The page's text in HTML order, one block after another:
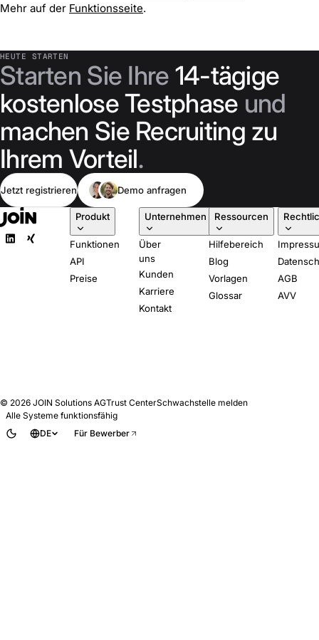
Mehr auf der Funktionsseite.
HEUTE STARTEN
Starten Sie Ihre 14-tägige
kostenlose Testphase und
machen Sie Recruiting zu
Ihrem Vorteil.
Jetzt registrieren Demo anfragen
Produkt
Funktionen
API
Preise
Unternehmen
Über
uns
Kunden
Karriere
Kontakt
Ressourcen
Hilfebereich
Blog
Vorlagen
Glossar
AGB
AVV
© 2026 JOIN Solutions AGTrust CenterSchwachstelle melden
Alle Systeme funktionsfähig
DE
Für Bewerber